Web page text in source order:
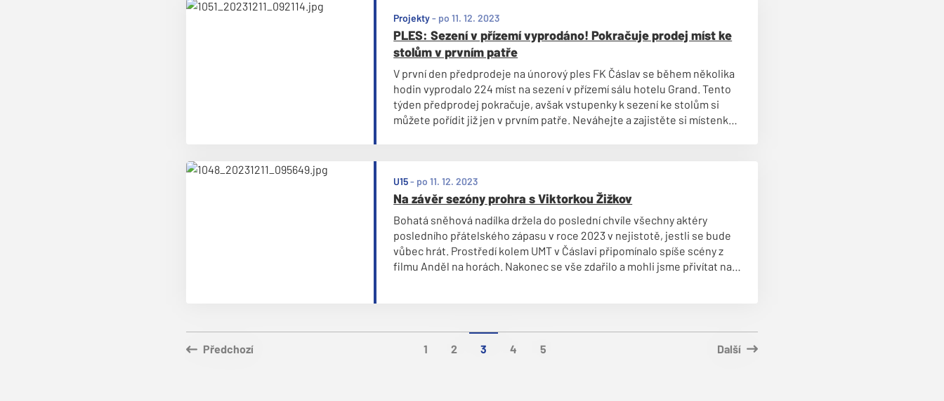
Projekty- po 11. 12. 2023
PLES: Sezení v přízemí vyprodáno! Pokračuje prodej míst ke
stolům v prvním patře
V první den předprodeje na únorový ples FK Čáslav se během několika
hodin vyprodalo 224 míst na sezení v přízemí sálu hotelu Grand. Tento
týden předprodej pokračuje, avšak vstupenky k sezení ke stolům si
můžete pořídit již jen v prvním patře. Neváhejte a zajistěte si místenku
U15- po 11. 12. 2023
Na závěr sezóny prohra s Viktorkou Žižkov
Bohatá sněhová nadílka držela do poslední chvíle všechny aktéry
posledního přátelského zápasu v roce 2023 v nejistotě, jestli se bude
vůbec hrát. Prostředí kolem UMT v Čáslavi připomínalo spíše scény z
filmu Anděl na horách. Nakonec se vše zdařilo a mohli jsme přivítat na
Předchozí
1 2 3 4 5 Další